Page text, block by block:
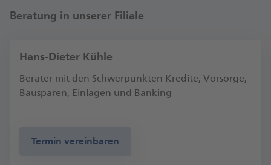
Wir freuen uns auf Ihren Besuch!
Beratung in unserer Filiale
Hans-Dieter Kühle
Berater mit den Schwerpunkten Kredite, Vorsorge,
Bausparen, Einlagen und Banking
Termin vereinbaren